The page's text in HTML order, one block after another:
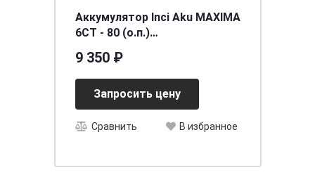
Аккумулятор Inci Aku MAXIMA
6СТ - 80 (о.п.)
9 350 ₽
Запросить цену
Сравнить В избранное